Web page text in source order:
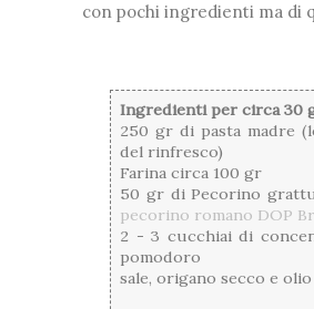
con pochi ingredienti ma di
Ingredienti per circa 30
250 gr di pasta madre
del rinfresco)
Farina circa 100 gr
50 gr di Pecorino
pecorino romano DOP
2 - 3 cucchiai di
pomodoro
sale, origano secco e olio